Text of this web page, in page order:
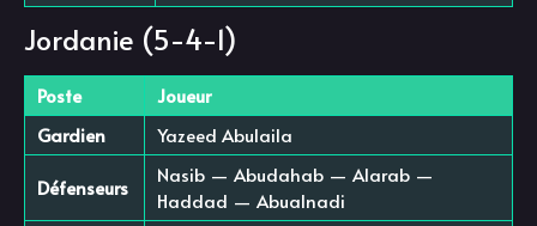
Jordanie (5-4-1)
Poste
Joueur
Gardien
Yazeed Abulaila
Défenseurs
Nasib — Abudahab — Alarab —
Haddad — Abualnadi